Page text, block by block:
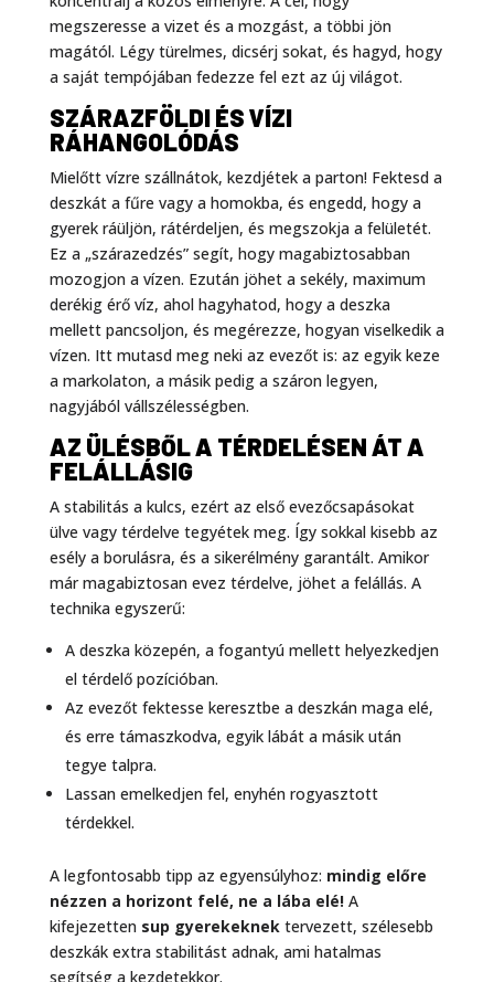
megszeresse a vizet és a mozgást, a többi jön
magától. Légy türelmes, dicsérj sokat, és hagyd, hogy
a saját tempójában fedezze fel ezt az új világot.
SZÁRAZFÖLDI ÉS VÍZI
RÁHANGOLÓDÁS
Mielőtt vízre szállnátok, kezdjétek a parton! Fektesd a
deszkát a fűre vagy a homokba, és engedd, hogy a
gyerek ráüljön, rátérdeljen, és megszokja a felületét.
Ez a „szárazedzés” segít, hogy magabiztosabban
mozogjon a vízen. Ezután jöhet a sekély, maximum
derékig érő víz, ahol hagyhatod, hogy a deszka
mellett pancsoljon, és megérezze, hogyan viselkedik a
vízen. Itt mutasd meg neki az evezőt is: az egyik keze
a markolaton, a másik pedig a száron legyen,
nagyjából vállszélességben.
AZ ÜLÉSBŐL A TÉRDELÉSEN ÁT A
FELÁLLÁSIG
A stabilitás a kulcs, ezért az első evezőcsapásokat
ülve vagy térdelve tegyétek meg. Így sokkal kisebb az
esély a borulásra, és a sikerélmény garantált. Amikor
már magabiztosan evez térdelve, jöhet a felállás. A
technika egyszerű:
A deszka közepén, a fogantyú mellett helyezkedjen
el térdelő pozícióban.
Az evezőt fektesse keresztbe a deszkán maga elé,
és erre támaszkodva, egyik lábát a másik után
tegye talpra.
Lassan emelkedjen fel, enyhén rogyasztott
térdekkel.
A legfontosabb tipp az egyensúlyhoz: mindig előre
nézzen a horizont felé, ne a lába elé!A
kifejezetten sup gyerekeknektervezett, szélesebb
deszkák extra stabilitást adnak, ami hatalmas
segítség a kezdetekkor.